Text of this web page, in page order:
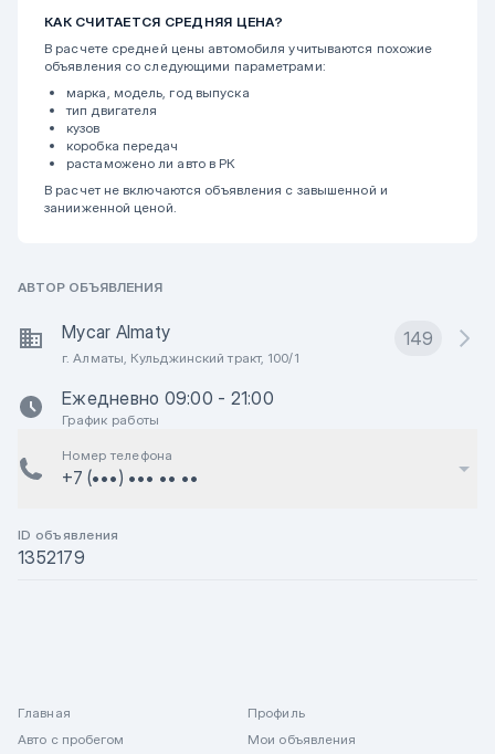
КАК СЧИТАЕТСЯ СРЕДНЯЯ ЦЕНА?
В расчете средней цены автомобиля учитываются похожие
объявления со следующими параметрами:
марка, модель, год выпуска
тип двигателя
кузов
коробка передач
растаможено ли авто в РК
В расчет не включаются объявления с завышенной и
занииженной ценой.
АВТОР ОБЪЯВЛЕНИЯ
Mycar Almaty
г. Алматы, Кульджинский тракт, 100/1
149
Ежедневно 09:00 - 21:00
График работы
Номер телефона
+7 (•••) ••• •• ••
ID объявления
1352179
Главная
Авто с пробегом
Профиль
Мои объявления